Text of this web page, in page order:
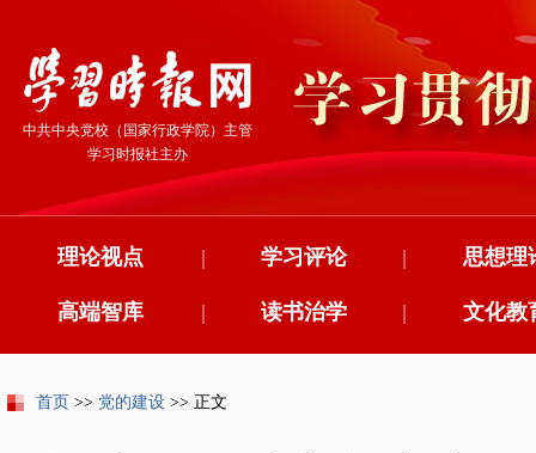
中共中央党校（国家行政学院）主管
学习时报社主办
理论视点 学习评论
| 思想理
|
高端智库 读书治学
| 文化教
|
首页 >> 党的建设 >> 正文